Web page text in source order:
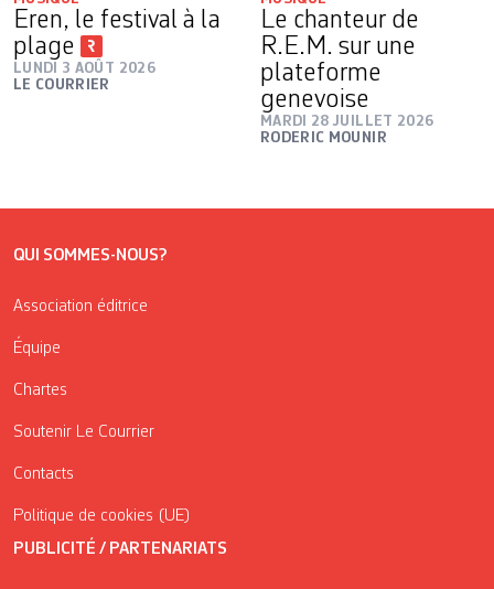
Eren, le festival à la
plage
LUNDI 3 AOÛT 2026
LE COURRIER
Le chanteur de
R.E.M. sur une
plateforme
genevoise
MARDI 28 JUILLET 2026
RODERIC MOUNIR
QUI SOMMES-NOUS?
Association éditrice
Équipe
Chartes
Soutenir Le Courrier
Contacts
Politique de cookies (UE)
PUBLICITÉ / PARTENARIATS